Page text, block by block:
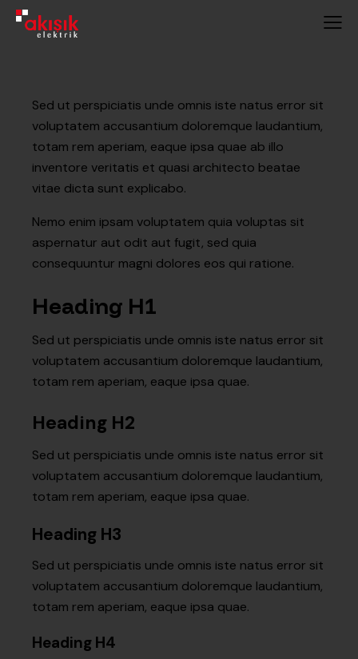
Sed ut perspiciatis unde omnis iste natus error sit
voluptatem accusantium doloremque laudantium,
totam rem aperiam, eaque ipsa quae ab illo
inventore veritatis et quasi architecto beatae
vitae dicta sunt explicabo.
Nemo enim ipsam voluptatem quia voluptas sit
aspernatur aut odit aut fugit, sed quia
consequuntur magni dolores eos qui ratione.
Heading H1
Sed ut perspiciatis unde omnis iste natus error sit
voluptatem accusantium doloremque laudantium,
totam rem aperiam, eaque ipsa quae.
Heading H2
Sed ut perspiciatis unde omnis iste natus error sit
voluptatem accusantium doloremque laudantium,
totam rem aperiam, eaque ipsa quae.
Heading H3
Sed ut perspiciatis unde omnis iste natus error sit
voluptatem accusantium doloremque laudantium,
totam rem aperiam, eaque ipsa quae.
Heading H4